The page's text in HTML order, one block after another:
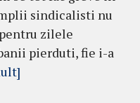
sindicalisti nu
zilele
pierduti, fie i-a